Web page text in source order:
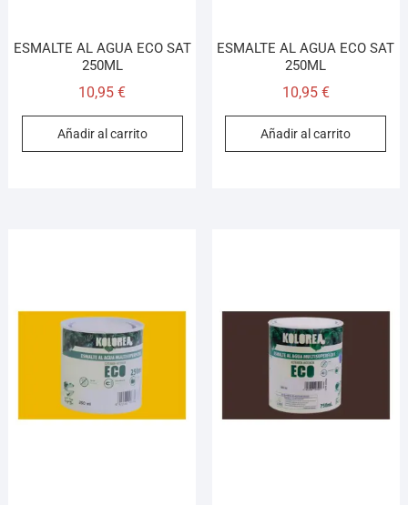
ESMALTE AL AGUA ECO SAT
250ML
10,95€
Añadir al carrito
ESMALTE AL AGUA ECO SAT
250ML
10,95 €
Añadir al carrito